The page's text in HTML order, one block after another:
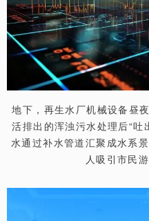
地下，再生水厂机械设备昼
活排出的浑浊污水处理后“吐
水通过补水管道汇聚成水系
人吸引市民